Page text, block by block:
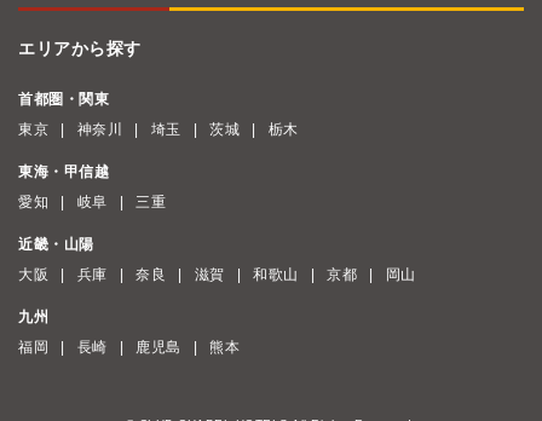
エリアから探す
首都圏・関東
東京
神奈川 埼玉 茨城 栃木
東海・甲信越
愛知
岐阜 三重
近畿・山陽
大阪
兵庫 奈良 滋賀 和歌山 京都 岡山
九州
福岡
長崎 鹿児島 熊本